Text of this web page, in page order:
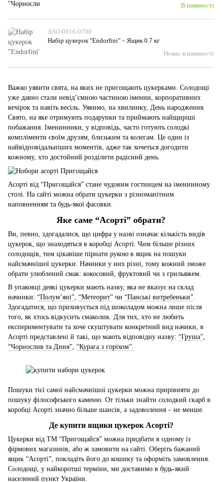
В наявності
ASO-0016-0700
Набір цукерок "Endorfini" – Ящик 0.7 кг
Немає в наявності
Важко уявити свята, на яких не пригощають цукерками. Солодощі
уже давно стали невід’ємною частиною іменин, корпоративних
вечірок та навіть весіль. Уявимо, на хвилинку, День народження.
Свято, на яке отримують подарунки та приймають найщиріші
побажання. Іменинники, у відповідь, часто готують солодкі
компліменти своїм друзям, близьким та колегам. Це один із
найвідповідальніших моментів, адже так хочеться догодити
кожному, хто достойний розділити радісний день.
Асорті від “Пригощайся” стане чудовим гостинцем на іменинному
столі. На сайті можна обрати цукерки з різноманітним
наповненням та будь-якої фасовки.
Яке саме “Асорті” обрати?
Ви, певно, здогадалися, що цифра у назві означає кількість видів
цукерок, що знаходяться в коробці Асорті. Чим більше різних
солодощів, тим цікавіше пірнати рукою в ящик на пошуки
найсмачнішої цукерки. Начинки у них різні, тому кожний зможе
обрати улюблений смак: кокосовий, фруктовий чи з грильяжем.
В упаковці деякі цукерки мають назву, яка не вказує на склад
начинки: “Полум’яні”, “Метеорит” чи “Панські витребеньки”.
Здогадатися, що приховується під шоколадом можна лише після
того, як хтось відкусить смаколик. Для тих, хто не любить
експериментувати та хоче скуштувати конкретний вид начики, в
Асорті представлені й такі, що мають відповідну назву: “Груша”,
“Чорнослив та Диня”, “Курага з горіхом”.
Пошуки тієї самої найсмачнішої цукерки можна прирівняти до
пошуку філософського каменю. От тільки знайти солодкий скарб в
коробці Асорті значно більше шансів, а задоволення – не менше.
Де купити ящики цукерок Асорті?
Цукерки від ТМ “Пригощайся” можна придбати в одному із
фірмових магазинів, або ж замовити на сайті. Оберіть бажаний
ящик “Асорті”, покладіть його до кошику та оформіть замовлення.
Солодощі, у найкоротші терміни, ми доставимо в будь-який
населений пункт України.